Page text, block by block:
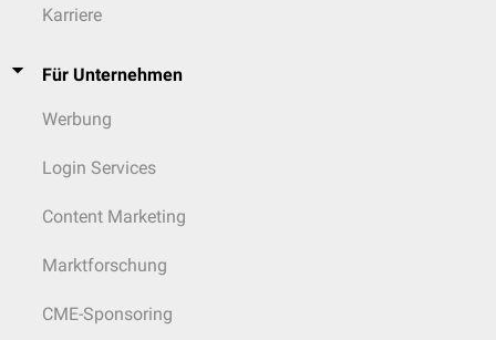
Karriere
Für Unternehmen
Werbung
Login Services
Content Marketing
Marktforschung
CME-Sponsoring